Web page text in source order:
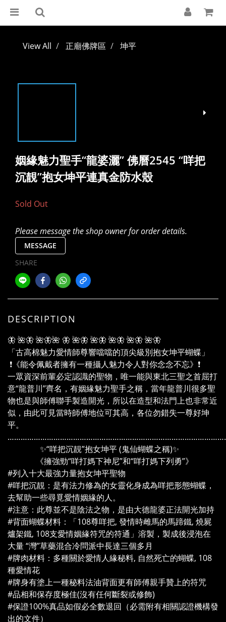
View All 正廟佛牌區 坤平
姻緣魅力聖手“龍婆灑” 佛曆2545 “咩把
沉靚”抱女坤平連真金防水殼
Sold Out
Please message the shop owner for order details.
MESSAGE
SHARE
DESCRIPTION
🦋 🌺🦋 🌺🦋🌺 🦋 🌺🦋 🌺🦋 🌺🦋 🌺🦋 🌺🦋
「古高棉魅力愛情師尊響噹噹的頂尖級別抱女坤平蝴蝶」
❗《能令佩戴者擁有一種攝人魅力令人對你念念不忘》❗
一眾資深前輩必定認識的聖物，唯一能與東北三聖之首屈打
意“龍普川”齊名，有姻緣魅力聖手之稱，當年龍普川很多聖
物也是與師傅聯手製造開光，所以在造型和法門上也非常近
似，由此可見當時師傅地位可其高，各位勿錯失一尊好坤
平。
✨“咩把沉靚”抱女坤平 (鬼仙蝴蝶之稱)✨
《擁強勁“咩打媽下神尼”和“咩打媽下列勇”》
#列入十大最強力量抱女坤平聖物
#咩把沉靚：是有法力修為的女靈化身成為咩把形態蝴蝶，
去幫助一些尋覓愛情姻緣的人。
#注意：此尊並不是陰法之物，是由大德龍婆正法開光加持
#背面蝴蝶材料：「108尊咩把, 發情時雌馬的馬蹄鐵, 燒屍
爐架鐵, 108支愛情姻緣符咒的符通」溶製，製成後浸泡在
大量 “灣”草藥混合冷問派中長達三個多月
#牌肉材料：多種關於愛情人緣秘料, 自然死亡的蝴蝶, 108
種愛情花
#牌身有塗上一種秘料法油背面更有師傅親手贊上的符咒
#品相和保存度極佳(沒有任何斷裂或修飾)
#保證100%真品如假必全數退回（必需附有相關認證機構發
出的文件）